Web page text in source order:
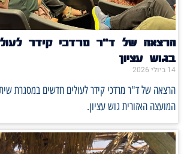
הרצאה של ד"ר מרדכי קידר
בגוש עציון
14 ביולי 2026
הרצאה של ד"ר מרדכי קידר לעולים חדשים במסגרת
המועצה האזורית גוש עציון.